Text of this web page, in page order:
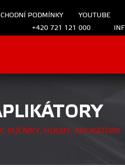
PODMÍNKY YOUTUBE
+420 721 121 000
RUČNÍKY, HOUBY, APLIKÁTORY